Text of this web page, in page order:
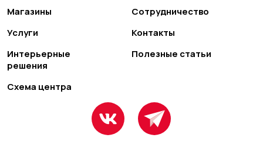
Магазины
Услуги
Интерьерные
решения
Схема центра
Сотрудничество
Контакты
Полезные статьи